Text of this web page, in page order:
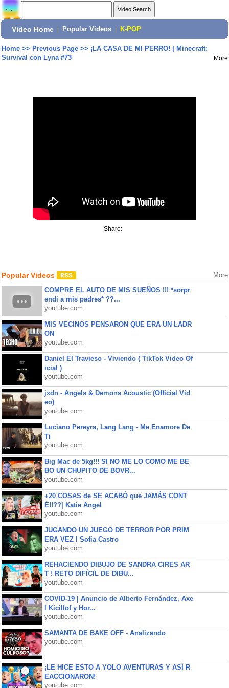
Video Home Popular Videos K-POP
Home>> Previous Page>> ¡LA CASA DE MI PERRO! | Minecraft:
Survival con Lyna #73
More
Share:
Popular Videos More
COMPRE EL AUTO DE MIS SUEÑOS !!! *sorpr
endi a mis padres* ??...
youtube.com
MIS VECINOS PENSARON QUE ERA UN LADR
ON
youtube.com
Daniel El Travieso - Viviendo ( TikTok Video Of
icial )
youtube.com
jxdn - Angels & Demons Acoustic (Official Vid
eo)
youtube.com
Luciano Pereyra, Lang Lang - Me Enamore De
Ti
youtube.com
Big Mac de 5kg!!! SI NO ME LO COMO ME BE
BO UN CHUPITO DE BOVR...
youtube.com
+20 COSAS de SE ACABÓ que JAMÁS CONT
É!!??| Katie Angel
youtube.com
JUGANDO UN JUEGO DE TERROR POR PRIM
ERA VEZ l Sofia Castro
youtube.com
REHACIENDO DIBUJO DE SANDRA CIRES AR
T ! RETO DIFÍCIL DE DIBU...
youtube.com
COVID-19 | Anuncio de Alberto Fernández, Axe
l Kicillof y Hor...
youtube.com
SAMANTA DE BAKE OFF - Analizando
youtube.com
¡LE HICE ESTO A YOLO AVENTURAS Y ASÍ R
EACCIONARON!
youtube.com